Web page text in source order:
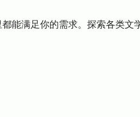
能满足你的需求。探索各类文